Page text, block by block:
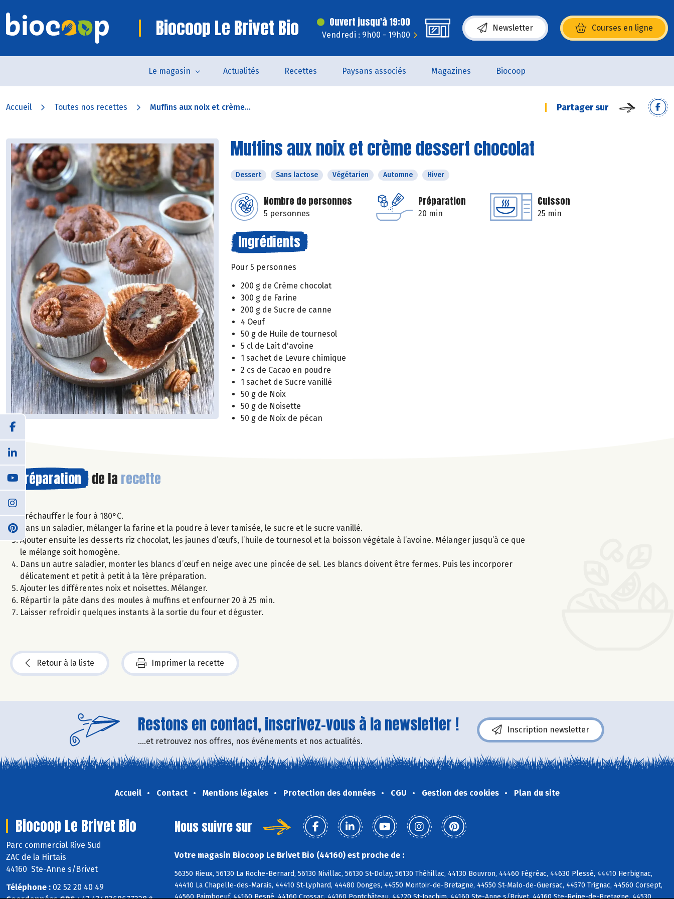
Biocoop Le Brivet Bio Ouvert jusqu'à 19:00
Vendredi : 9h00 - 19h00
Newsletter Courses en ligne
(s’ouvre dans une nouvelle fenêtre)
Le magasin Actualités Recettes Paysans associés Magazines Biocoop
Accueil Toutes nos recettes Muffins aux noix et crème... Partager sur
Muffins aux noix et crème dessert chocolat
Dessert Sans lactose Végétarien Automne Hiver
Nombre de personnes
5 personnes
Préparation
20 min
Cuisson
25 min
Ingrédients
Pour 5 personnes
200 g de Crème chocolat
300 g de Farine
200 g de Sucre de canne
4 Oeuf
50 g de Huile de tournesol
5 cl de Lait d'avoine
1 sachet de Levure chimique
2 cs de Cacao en poudre
1 sachet de Sucre vanillé
50 g de Noix
50 g de Noisette
50 g de Noix de pécan
Préparation de la recette
Préchauffer le four à 180°C.
Dans un saladier, mélanger la farine et la poudre à lever tamisée, le sucre et le sucre vanillé.
Ajouter ensuite les desserts riz chocolat, les jaunes d’œufs, l’huile de tournesol et la boisson végétale à l’avoine. Mélanger jusqu’à ce que
le mélange soit homogène.
Dans un autre saladier, monter les blancs d’œuf en neige avec une pincée de sel. Les blancs doivent être fermes. Puis les incorporer
délicatement et petit à petit à la 1ère préparation.
Ajouter les différentes noix et noisettes. Mélanger.
Répartir la pâte dans des moules à muffins et enfourner 20 à 25 min.
Laisser refroidir quelques instants à la sortie du four et déguster.
Retour à la liste Imprimer la recette
Restons en contact, inscrivez-vous à la newsletter !
....et retrouvez nos offres, nos événements et nos actualités.
Inscription newsletter
Accueil Contact Mentions légales Protection des données CGU Gestion des cookies Plan du site
Biocoop Le Brivet Bio
Parc commercial Rive Sud
ZAC de la Hirtais
44160 Ste-Anne s/Brivet
Téléphone : 02 52 20 40 49
Nous suivre sur
Votre magasin Biocoop Le Brivet Bio (44160) est proche de :
56350 Rieux, 56130 La Roche-Bernard, 56130 Nivillac, 56130 St-Dolay, 56130 Théhillac, 44130 Bouvron, 44460 Fégréac, 44630 Plessé, 44410 Herbignac,
44410 La Chapelle-des-Marais, 44410 St-Lyphard, 44480 Donges, 44550 Montoir-de-Bretagne, 44550 St-Malo-de-Guersac, 44570 Trignac, 44560 Corsept,
44560 Paimboeuf, 44160 Besné, 44160 Crossac, 44160 Pontchâteau, 44720 St-Joachim, 44160 Ste-Anne s/Brivet, 44160 Ste-Reine-de-Bretagne, 44530